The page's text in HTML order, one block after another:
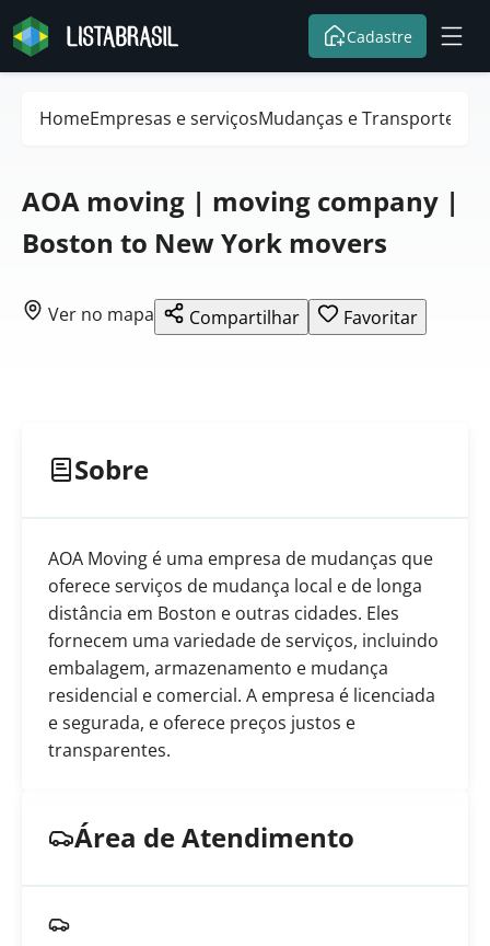
Cadastre
HomeEmpresas e serviçosMudanças e Transportes
AOA moving | moving company |
Boston to New York movers
Ver no mapa Compartilhar Favoritar
Sobre
AOA Moving é uma empresa de mudanças que
oferece serviços de mudança local e de longa
distância em Boston e outras cidades. Eles
fornecem uma variedade de serviços, incluindo
embalagem, armazenamento e mudança
residencial e comercial. A empresa é licenciada
e segurada, e oferece preços justos e
transparentes.
Área de Atendimento